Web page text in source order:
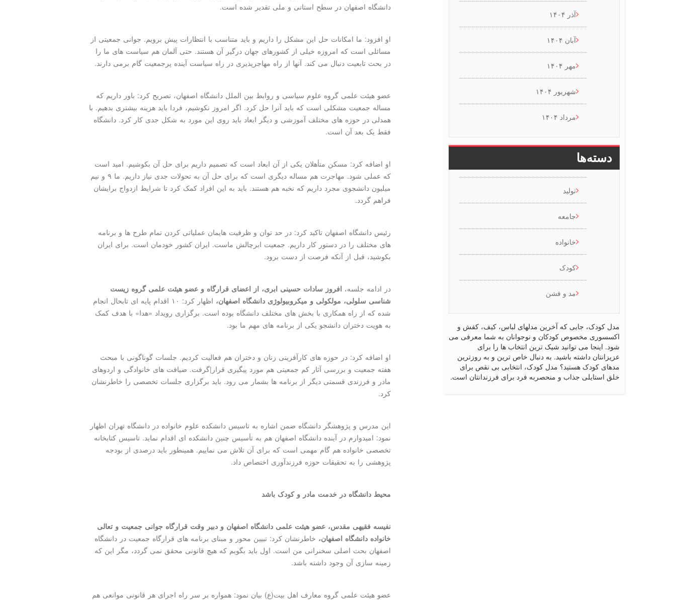
دانشگاه اصفهان در سطح استانی و ملی تقدیر شده است.
او افزود: ما امکانات حل این مشکل را داریم و باید متناسب با انتظارات پیش برویم. جوانی جمعیتی از
مسائلی است که امروزه خیلی از کشورهای جهان درگیر آن هستند. حتی آلمان هم سیاست های ما را
در بحث تابعیت دنبال می کند. آنها از راه مهاجرپذیری در راه سیاست آینده پرجمعیت گام برمی دارند.
عضو هیئت علمی گروه علوم سیاسی و روابط بین الملل دانشگاه اصفهان، تصریح کرد: باور داریم که
مساله جمعیت مشکلی است که باید آنرا حل کرد. اگر امروز نکوشیم، فردا باید هزینه بیشتری بدهیم. با
همدلی در حوزه های مختلف آموزشی و دیگر ابعاد باید روی این مورد به شکل جدی کار کرد. دانشگاه
فقط یک بعد آن است.
او اضافه کرد: مسکن متأهلان یکی از آن ابعاد است که تصمیم داریم برای حل آن بکوشیم. امید است
که عملی شود. مهاجرت هم مساله دیگری است که برای حل آن به تحولات جدی نیاز داریم. ما ۹ و نیم
میلیون دانشجوی مجرد داریم که نخبه هم هستند. باید به این افراد کمک کرد تا شرایط ازدواج برایشان
فراهم گردد.
رئیس دانشگاه اصفهان تاکید کرد: در حد توان و ظرفیت هایمان عملیاتی کردن تمام طرح ها و برنامه
های مختلف را در دستور کار داریم. جمعیت ابرچالش ماست. ایران کشور خودمان است. برای ایران
بکوشید، قبل از آنکه فرصت از دست برود.
در ادامه جلسه، افروز سادات حسینی ابری، از اعضای قرارگاه و عضو هیئت علمی گروه زیست
شناسی سلولی، مولکولی و میکروبیولوژی دانشگاه اصفهان،
اظهار کرد: ۱۰ اقدام پایه ای تابحال انجام
شده که از راه همکاری با بخش های مختلف دانشگاه بوده است. برگزاری رویداد «هدا» با هدف کمک
به هویت دختران دانشجو یکی از برنامه های مهم ما بود.
او اضافه کرد: در حوزه های کارآفرینی زنان و دختران هم فعالیت کردیم. جلسات گوناگونی با مبحث
هفته جمعیت و بررسی آثار کم جمعیتی هم مورد پیگیری قرار|گرفت. ضیافت های خانوادگی و اردوهای
مادر و فرزندی قسمتی دیگر از برنامه ها بشمار می رود. باید برگزاری جلسات تخصصی را خاطرنشان
کرد.
این مدرس و پژوهشگر دانشگاه ضمن اشاره به تاسیس دانشکده علوم خانواده در دانشگاه تهران اظهار
نمود: امیدوارم در آینده دانشگاه اصفهان هم به تأسیس چنین دانشکده ای اقدام نماید. تاسیس کتابخانه
تخصصی خانواده هم گام مهمی است که برای آن تلاش می نماییم. همینطور باید درصدی از بودجه
پژوهشی را به تحقیقات حوزه فرزندآوری اختصاص داد.
محیط دانشگاه در خدمت مادر و کودک باشد
نفیسه فقیهی مقدس، عضو هیئت علمی دانشگاه اصفهان و دبیر وقت قرارگاه جوانی جمعیت و تعالی
خانواده دانشگاه اصفهان، خاطرنشان کرد: تبیین محور و مبنای برنامه های قرارگاه جمعیت در دانشگاه
اصفهان بحث اصلی سخنرانی من است. اول باید بگویم که هیچ قانونی محقق نمی گردد، مگر این که
زمینه سازی آن وجود داشته باشد.
عضو هیئت علمی گروه معارف اهل بیت(ع) بیان نمود: همواره بر سر راه اجرای هر قانونی موانعی هم
آذر ۱۴۰۴
آبان ۱۴۰۴
مهر ۱۴۰۴
شهریور ۱۴۰۴
مرداد ۱۴۰۴
دسته‌ها
تولید
جامعه
خانواده
کودک
مد و فشن
مدل کودک، جایی که آخرین مدلهای لباس، کیف، کفش و
اکسسوری مخصوص کودکان و نوجوانان به شما معرفی می
شود. اینجا می توانید شیک ترین انتخاب ها را برای
عزیزانتان داشته باشید. به دنبال خاص ترین و به روزترین
مدهای کودک هستید؟ مدل کودک، انتخابی بی نقص برای
خلق استایلی جذاب و منحصربه فرد برای فرزندانتان است.